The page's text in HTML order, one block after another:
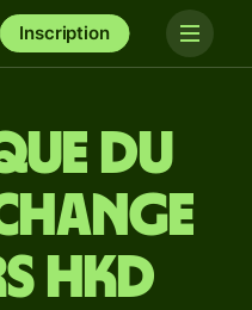
Inscription
du
HKD